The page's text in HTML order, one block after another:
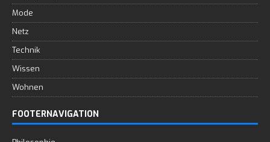
Mode
Netz
Technik
Wissen
Wohnen
FOOTERNAVIGATION